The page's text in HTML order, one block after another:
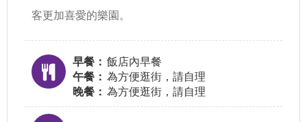
客更加喜愛的樂園。
早餐： 飯店內早餐
午餐： 為方便逛街，請自理
晚餐： 為方便逛街，請自理